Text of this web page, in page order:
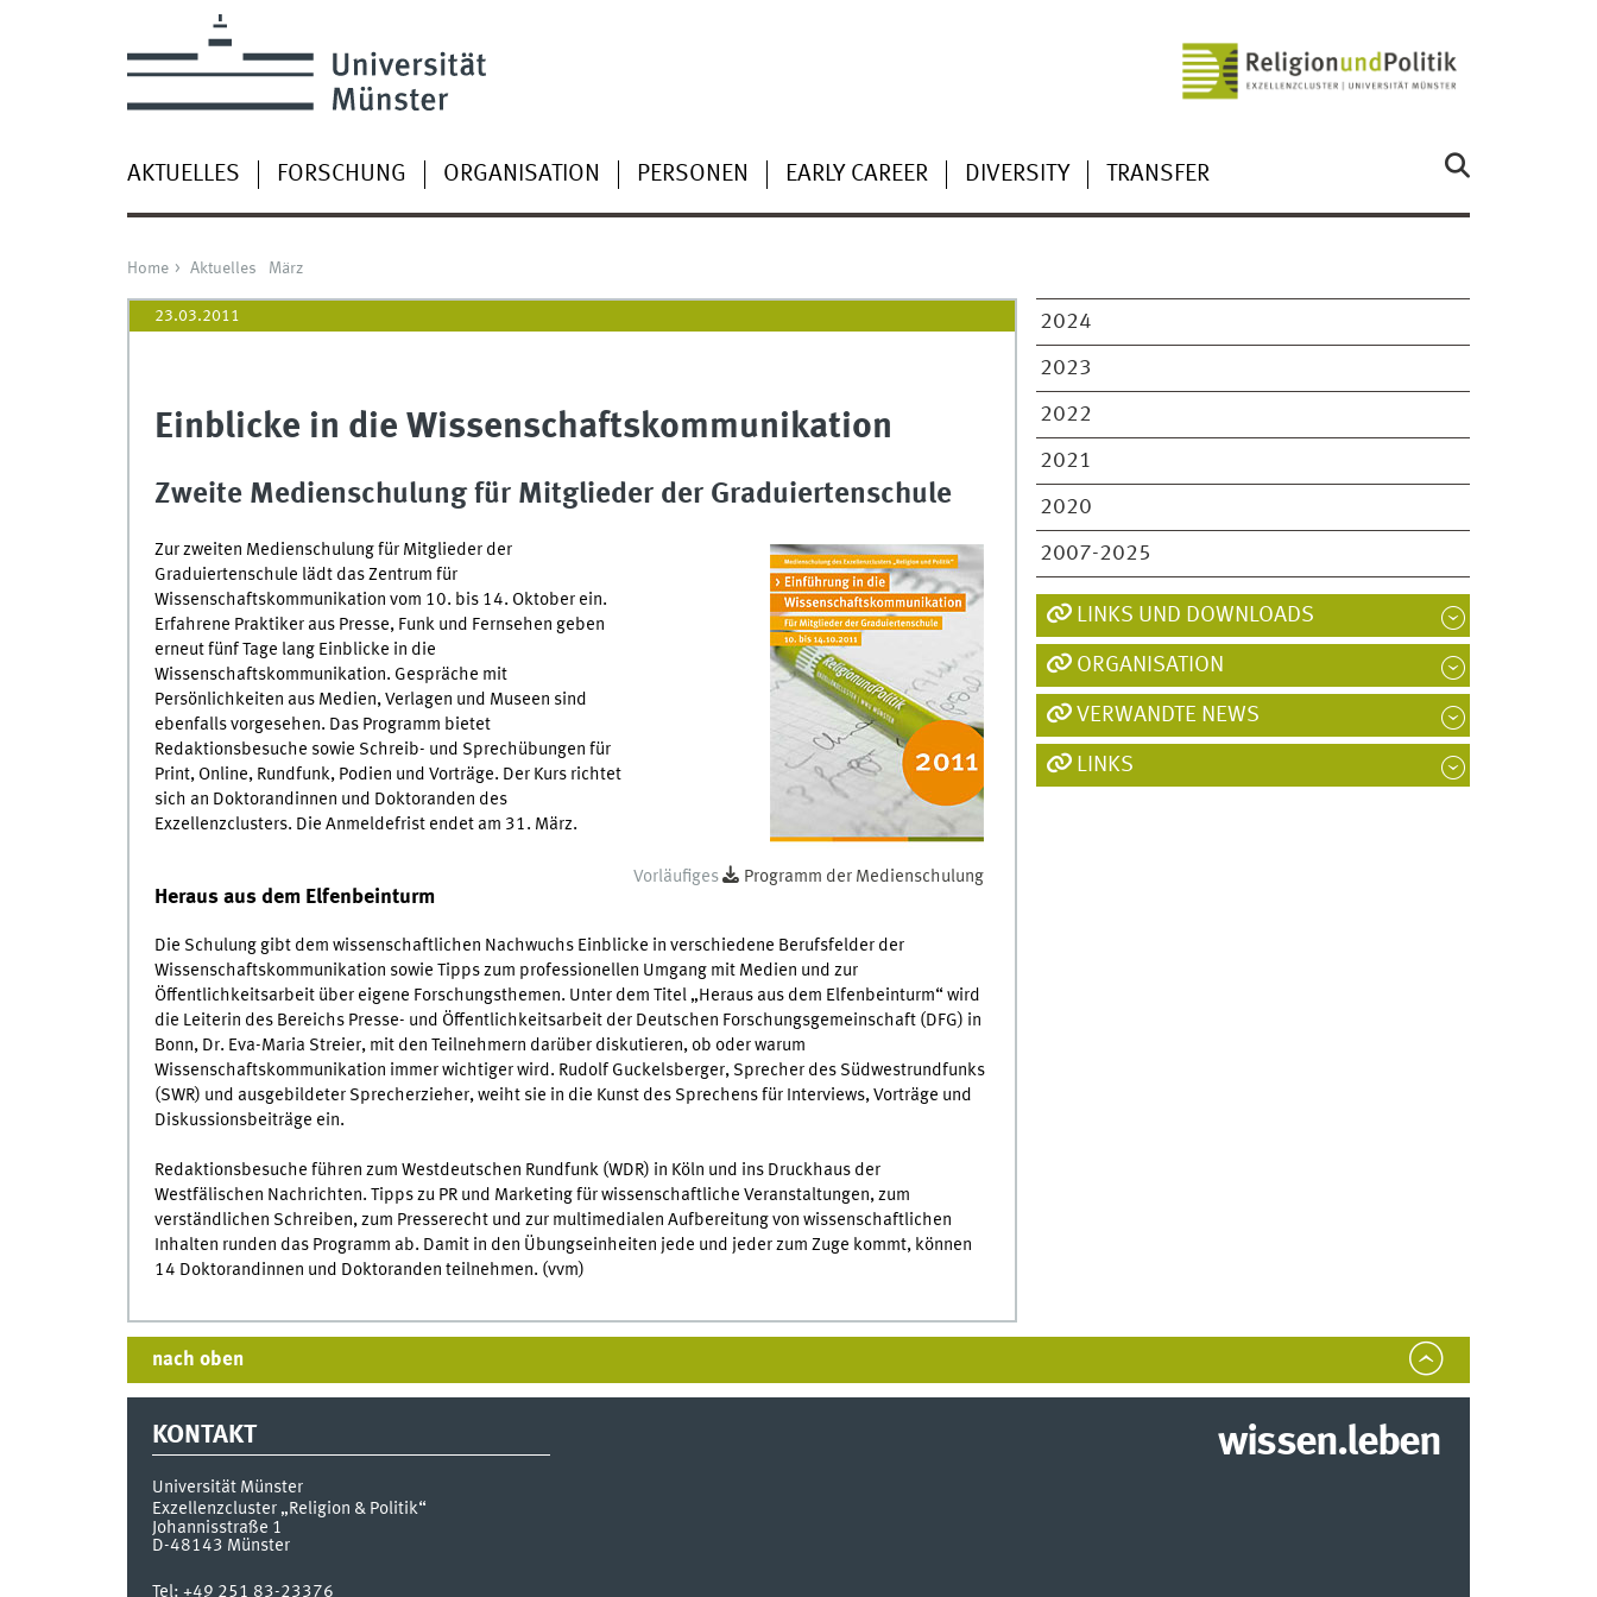
AKTUELLES FORSCHUNG ORGANISATION PERSONEN EARLY CAREER DIVERSITY TRANSFER
Home Aktuelles März
2024
2023
2022
2021
2020
2007-2025
23.03.2011
Einblicke in die Wissenschaftskommunikation
Zweite Medienschulung für Mitglieder der Graduiertenschule
Vorläufiges Programm der Medienschulung
Zur zweiten Medienschulung für Mitglieder der
Graduiertenschule lädt das Zentrum für
Wissenschaftskommunikation vom 10. bis 14. Oktober ein.
Erfahrene Praktiker aus Presse, Funk und Fernsehen geben
erneut fünf Tage lang Einblicke in die
Wissenschaftskommunikation. Gespräche mit
Persönlichkeiten aus Medien, Verlagen und Museen sind
ebenfalls vorgesehen. Das Programm bietet
Redaktionsbesuche sowie Schreib- und Sprechübungen für
Print, Online, Rundfunk, Podien und Vorträge. Der Kurs richtet
sich an Doktorandinnen und Doktoranden des
Exzellenzclusters. Die Anmeldefrist endet am 31. März.
Heraus aus dem Elfenbeinturm
Die Schulung gibt dem wissenschaftlichen Nachwuchs Einblicke in verschiedene Berufsfelder der
Wissenschaftskommunikation sowie Tipps zum professionellen Umgang mit Medien und zur
Öffentlichkeitsarbeit über eigene Forschungsthemen. Unter dem Titel „Heraus aus dem Elfenbeinturm“ wird
die Leiterin des Bereichs Presse- und Öffentlichkeitsarbeit der Deutschen Forschungsgemeinschaft (DFG) in
Bonn, Dr. Eva-Maria Streier, mit den Teilnehmern darüber diskutieren, ob oder warum
Wissenschaftskommunikation immer wichtiger wird. Rudolf Guckelsberger, Sprecher des Südwestrundfunks
(SWR) und ausgebildeter Sprecherzieher, weiht sie in die Kunst des Sprechens für Interviews, Vorträge und
Diskussionsbeiträge ein.
Redaktionsbesuche führen zum Westdeutschen Rundfunk (WDR) in Köln und ins Druckhaus der
Westfälischen Nachrichten. Tipps zu PR und Marketing für wissenschaftliche Veranstaltungen, zum
verständlichen Schreiben, zum Presserecht und zur multimedialen Aufbereitung von wissenschaftlichen
Inhalten runden das Programm ab. Damit in den Übungseinheiten jede und jeder zum Zuge kommt, können
14 Doktorandinnen und Doktoranden teilnehmen. (vvm)
LINKS UND DOWNLOADS
ORGANISATION
VERWANDTE NEWS
LINKS
nach oben
KONTAKT
Universität Münster
Exzellenzcluster „Religion & Politik“
Johannisstraße 1
D-48143 Münster
Tel: +49 251 83-23376
wissen.leben